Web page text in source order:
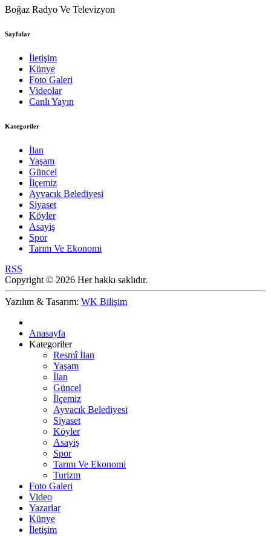
Boğaz Radyo Ve Televizyon
Sayfalar
İletişim
Künye
Foto Galeri
Videolar
Canlı Yayın
Kategoriler
İlan
Yaşam
Güncel
İlçemiz
Ayvacık Belediyesi
Siyaset
Köyler
Asayiş
Spor
Tarım Ve Ekonomi
RSS
Copyright © 2026 Her hakkı saklıdır.
Yazılım & Tasarım: WK Bilişim
Anasayfa
Kategoriler
Resmî İlan
Yaşam
İlan
Güncel
İlçemiz
Ayvacık Belediyesi
Siyaset
Köyler
Asayiş
Spor
Tarım Ve Ekonomi
Turizm
Foto Galeri
Video
Yazarlar
Künye
İletişim